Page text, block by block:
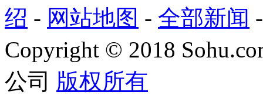
绍 - 网站地图 - 全部新闻
Copyright © 2018
公司 版权所有